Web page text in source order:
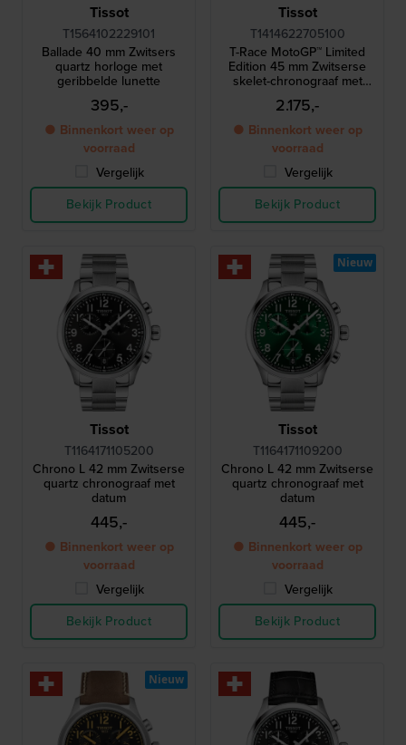
Tissot
T1564102229101
Ballade 40 mm Zwitsers
quartz horloge met
geribbelde lunette
395,-
● Binnenkort weer op
voorraad
Vergelijk
Bekijk Product
Tissot
T1414622705100
T-Race MotoGP™ Limited
Edition 45 mm Zwitserse
skelet-chronograaf met
carbon composiet bezel
2.175,-
● Binnenkort weer op
voorraad
Vergelijk
Bekijk Product
Tissot
T1164171105200
Chrono L 42 mm Zwitserse
quartz chronograaf met
datum
445,-
● Binnenkort weer op
voorraad
Vergelijk
Bekijk Product
Tissot
T1164171109200
Chrono L 42 mm Zwitserse
quartz chronograaf met
datum
445,-
● Binnenkort weer op
voorraad
Vergelijk
Bekijk Product
Nieuw
Nieuw